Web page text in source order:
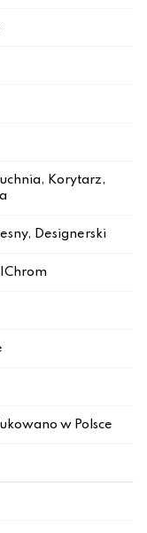
Korytarz,
Designerski
w Polsce